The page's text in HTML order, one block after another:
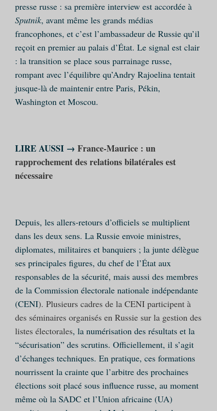
presse russe : sa première interview est accordée à
Sputnik, avant même les grands médias
francophones, et c’est l’ambassadeur de Russie qu’il
reçoit en premier au palais d’État. Le signal est clair
: la transition se place sous parrainage russe,
rompant avec l’équilibre qu’Andry Rajoelina tentait
jusque‑là de maintenir entre Paris, Pékin,
Washington et Moscou.
LIRE AUSSI → France-Maurice : un
rapprochement des relations bilatérales est
nécessaire
Depuis, les allers‑retours d’officiels se multiplient
dans les deux sens. La Russie envoie ministres,
diplomates, militaires et banquiers ; la junte délègue
ses principales figures, du chef de l’État aux
responsables de la sécurité, mais aussi des membres
de la Commission électorale nationale indépendante
(CENI). Plusieurs cadres de la CENI participent à
des séminaires organisés en Russie sur la gestion des
listes électorales, la numérisation des résultats et la
“sécurisation” des scrutins. Officiellement, il s’agit
d’échanges techniques. En pratique, ces formations
nourrissent la crainte que l’arbitre des prochaines
élections soit placé sous influence russe, au moment
même où la SADC et l’Union africaine (UA)